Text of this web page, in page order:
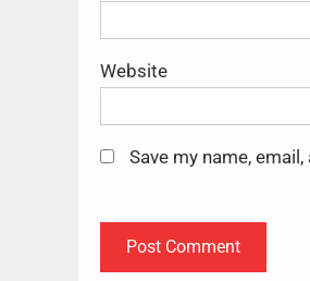
Website
Save my name,